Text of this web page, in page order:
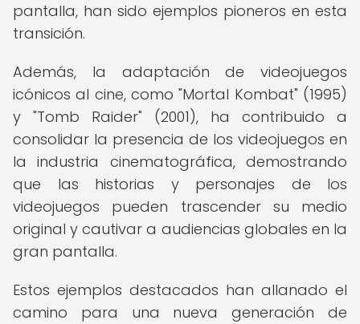
pantalla, han sido ejemplos pioneros en esta
transición.
Además, la adaptación de videojuegos
icónicos al cine, como "Mortal Kombat" (1995)
y "Tomb Raider" (2001), ha contribuido a
consolidar la presencia de los videojuegos en
la industria cinematográfica, demostrando
que las historias y personajes de los
videojuegos pueden trascender su medio
original y cautivar a audiencias globales en la
gran pantalla.
Estos ejemplos destacados han allanado el
camino para una nueva generación de